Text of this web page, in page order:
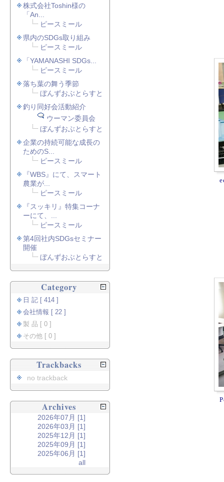
株式会社Toshin様の
「An...
ピースミール
県内のSDGs取り組み
ピースミール
「YAMANASHI SDGs...
ピースミール
落ち葉の舞う季節
ぼんずおぶとらすと
釣り同好会活動紹介
ウーマン委員会
ぼんずおぶとらすと
企業の持続可能な成長の
ためのS...
ピースミール
『WBS』にて、スマート
農業が...
ピースミール
『スッキリ』特集コーナ
ーにて、...
ピースミール
第4回社内SDGsセミナー
開催
ぼんずおぶとらすと
Category
日 記 [ 414 ]
会社情報 [ 22 ]
製 品 [ 0 ]
その他 [ 0 ]
Trackbacks
no trackback
Archives
2026年07月 [1]
2026年03月 [1]
2025年12月 [1]
2025年09月 [1]
2025年06月 [1]
all